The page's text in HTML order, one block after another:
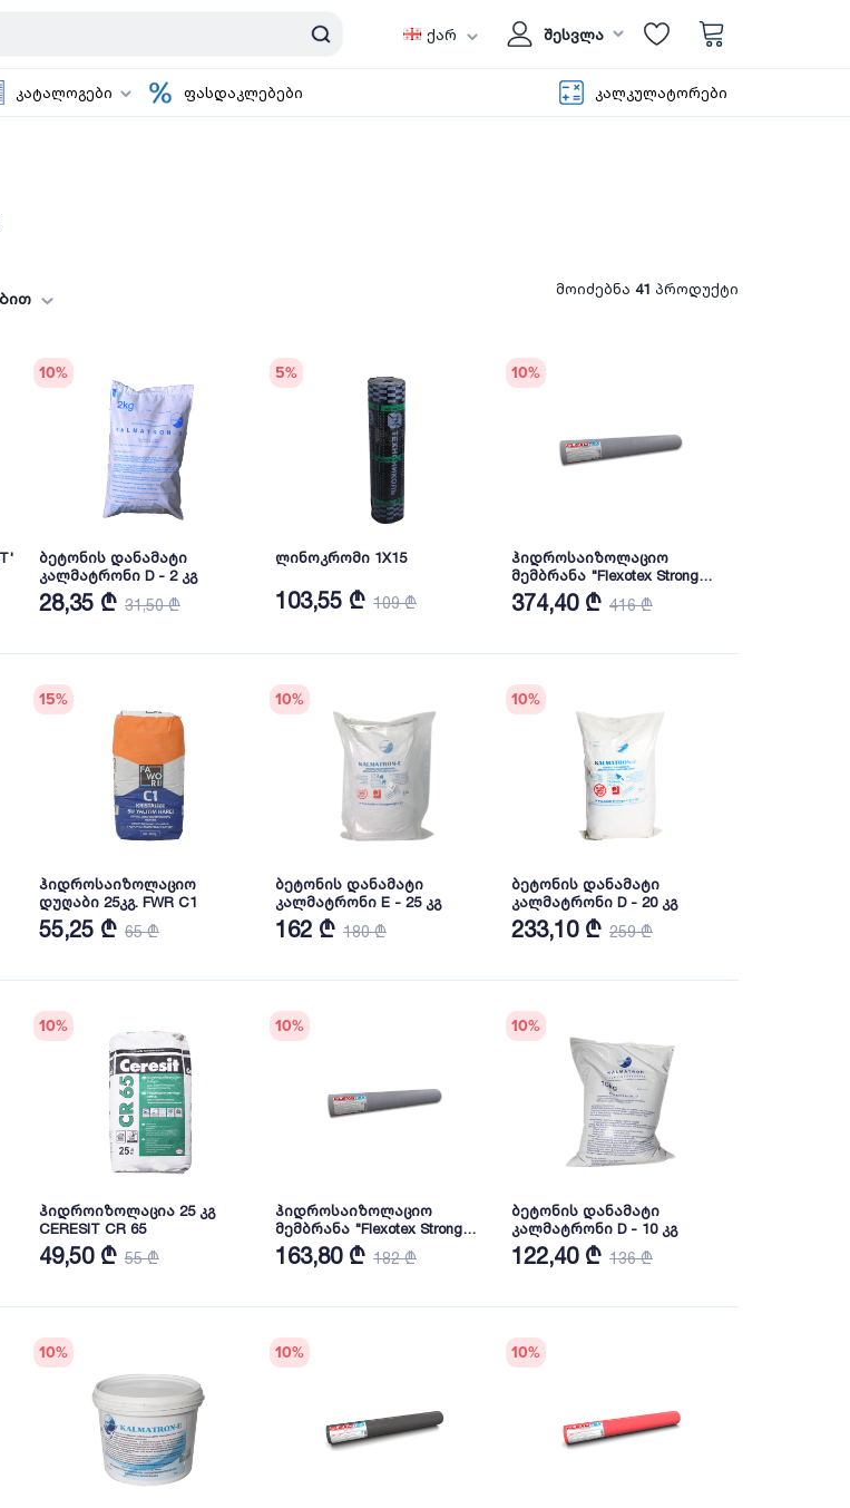
ქარ შესვლა
კატალოგები ფასდაკლებები კალკულატორები
მოიძებნა 41 პროდუქტი
10%
ბეტონის დანამატი
კალმატრონი D - 2 კგ
28,35 ₾ 31,50 ₾
5%
ლინოკრომი 1X15
103,55 ₾ 109 ₾
10%
ჰიდროსაიზოლაციო
მემბრანა "Flexotex Strong
160" - 75 მ2
374,40 ₾ 416 ₾
15%
ჰიდროსაიზოლაციო
დუღაბი 25კგ. FWR C1
55,25 ₾ 65 ₾
10%
ბეტონის დანამატი
კალმატრონი E - 25 კგ
162 ₾ 180 ₾
10%
ბეტონის დანამატი
კალმატრონი D - 20 კგ
233,10 ₾ 259 ₾
10%
ჰიდროიზოლაცია 25 კგ
CERESIT CR 65
49,50 ₾ 55 ₾
10%
ჰიდროსაიზოლაციო
მემბრანა "Flexotex Strong
160" - 30 მ2
163,80 ₾ 182 ₾
10%
ბეტონის დანამატი
კალმატრონი D - 10 კგ
122,40 ₾ 136 ₾
10% 10% 10%